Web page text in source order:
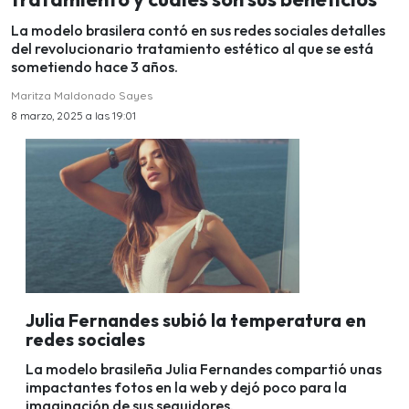
La modelo brasilera contó en sus redes sociales detalles
del revolucionario tratamiento estético al que se está
sometiendo hace 3 años.
Maritza Maldonado Sayes
8 marzo, 2025 a las 19:01
Julia Fernandes subió la temperatura en
redes sociales
La modelo brasileña Julia Fernandes compartió unas
impactantes fotos en la web y dejó poco para la